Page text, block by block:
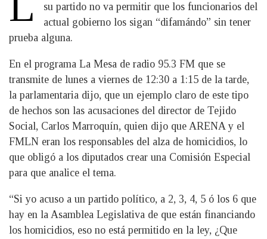
su partido no va permitir que los funcionarios del
actual gobierno los sigan “difamándo” sin tener
prueba alguna.
En el programa La Mesa de radio 95.3 FM que se
transmite de lunes a viernes de 12:30 a 1:15 de la tarde,
la parlamentaria dijo, que un ejemplo claro de este tipo
de hechos son las acusaciones del director de Tejido
Social, Carlos Marroquín, quien dijo que ARENA y el
FMLN eran los responsables del alza de homicidios, lo
que obligó a los diputados crear una Comisión Especial
para que analice el tema.
“Si yo acuso a un partido político, a 2, 3, 4, 5 ó los 6 que
hay en la Asamblea Legislativa de que están financiando
los homicidios, eso no está permitido en la ley, ¿Que